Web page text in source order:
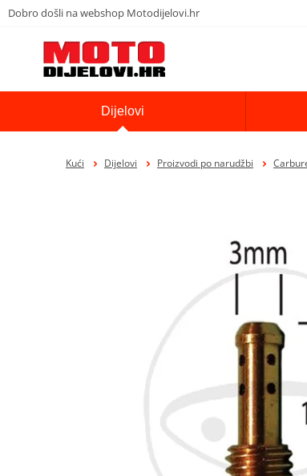
Dobro došli na webshop Motodijelovi.hr
Dijelovi
Kući Dijelovi Proizvodi po narudžbi